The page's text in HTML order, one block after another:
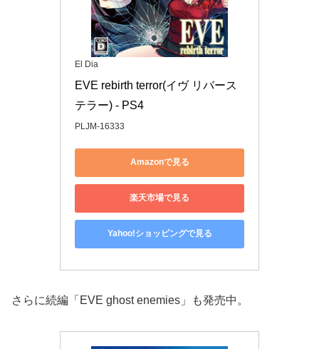
El Dia
EVE rebirth terror(イヴ リバース
テラー) - PS4
PLJM-16333
Amazonで見る
楽天市場で見る
Yahoo!ショッピングで見る
さらに続編「EVE ghost enemies」も発売中。